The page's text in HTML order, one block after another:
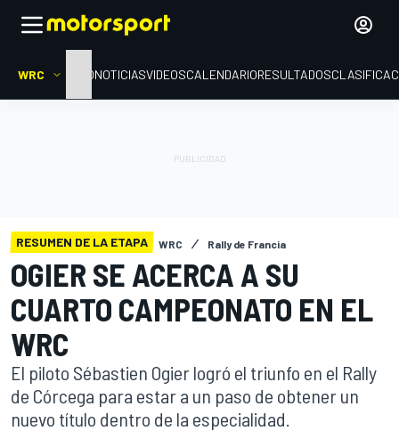
WRC INICIONOTICIASVIDEOSCALENDARIORESULTADOS
RESUMEN DE LA ETAPA WRC Rally de Francia
OGIER SE ACERCA A SU
CUARTO CAMPEONATO EN EL
WRC
El piloto Sébastien Ogier logró el triunfo en el Rally
de Córcega para estar a un paso de obtener un
nuevo título dentro de la especialidad.